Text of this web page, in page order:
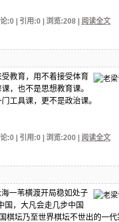
论:0 | 引用:0 | 浏览:208 阅读全文
教育，用不着接受体育
，也不是思想教育课。
工具课，更不是政治课。
论:0 | 引用:0 | 浏览:200 阅读全文
一苇横渡开局稳如处子
国，大凡会走几步中国
棋坛乃至世界棋坛不世出的一代